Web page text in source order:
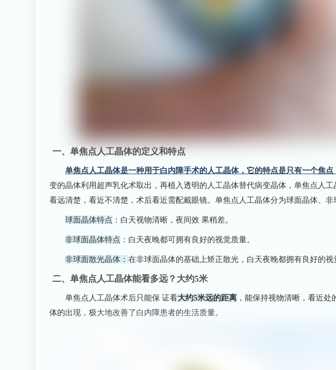
一、单焦点人工晶体的定义和特点
单焦点人工晶体是一种用于白内障手术的人工晶体，它的特点是只有一个焦
变的晶体利用超声乳化术取出，再植入透明的人工晶体替代病变晶体，单焦点人
看远清楚，看近不清楚，术后看近需配戴眼镜。单焦点人工晶体分为球面晶体、非
球面晶体特点 ：白天视物清晰，夜间效 果稍差。
非球面晶体特点 ：白天夜晚都可拥有良好的视觉质量。
非球面散光晶体： 在非球面晶体的基础上矫正散光，白天夜晚都拥有良好的视
二、单焦点人工晶体能看多远？大约5米
单焦点人工晶体术后只能保 证看大约5米远的距离 ，能保持视物清晰，看近
体的出现，极大地改善了白内障患者的生活质量。